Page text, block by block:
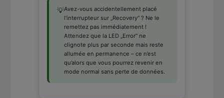
💡Avez-vous accidentellement placé
l’interrupteur sur „Recovery“ ? Ne le
remettez pas immédiatement !
Attendez que la LED „Error“ ne
clignote plus par seconde mais reste
allumée en permanence – ce n’est
qu’alors que vous pourrez revenir en
mode normal sans perte de données.